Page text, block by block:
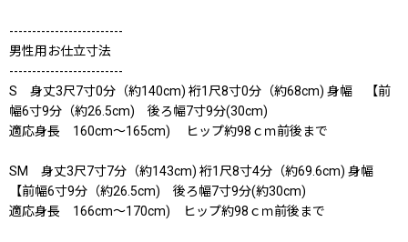
-------------------------
男性用お仕立寸法
-------------------------
S 身丈3尺7寸0分（約140cm) 裄1尺8寸0分（約68cm) 身幅 【前
幅6寸9分（約26.5cm) 後ろ幅7寸9分(30cm)
適応身長 160cm〜165cm) ヒップ約98ｃｍ前後まで
SM 身丈3尺7寸7分（約143cm) 裄1尺8寸4分（約69.6cm) 身幅
【前幅6寸9分（約26.5cm) 後ろ幅7寸9分(約30cm)
適応身長 166cm〜170cm) ヒップ約98ｃｍ前後まで